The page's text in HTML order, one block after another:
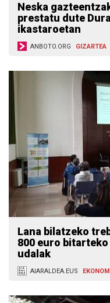
Neska
prestatu dute
ikastaroetan
ANBOTO.ORG GIZARTEA
Lana bilatzeko
800 euro
udalak
AIARALDEA.EUS